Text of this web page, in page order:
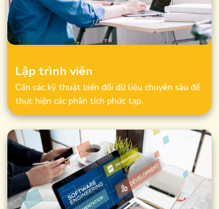
Lập trình viên
Cần các kỹ thuật biến đổi dữ liệu chuyên sâu để
thực hiện các phân tích phức tạp.